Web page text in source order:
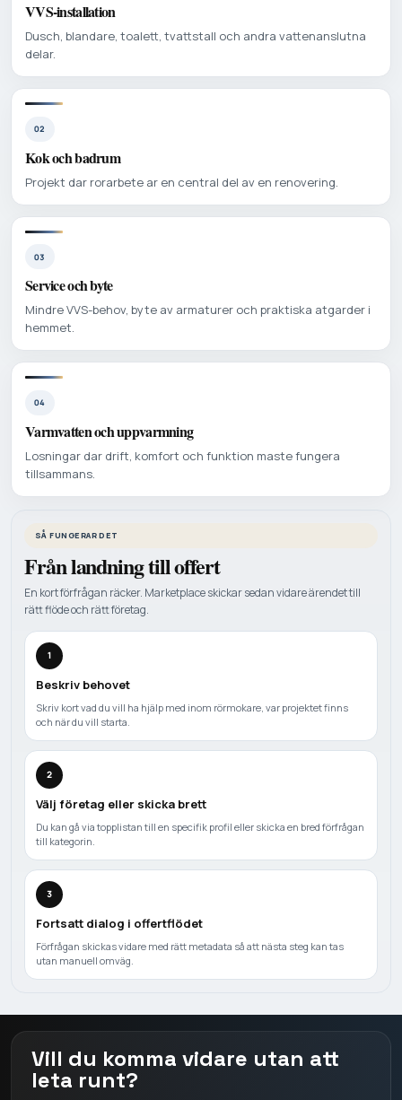
VVS-installation
Dusch, blandare, toalett, tvattstall och andra vattenanslutna
delar.
02
Kok och badrum
Projekt dar rorarbete ar en central del av en renovering.
03
Service och byte
Mindre VVS-behov, byte av armaturer och praktiska atgarder i
hemmet.
04
Varmvatten och uppvarmning
Losningar dar drift, komfort och funktion maste fungera
tillsammans.
SÅ FUNGERAR DET
Från landning till offert
En kort förfrågan räcker. Marketplace skickar sedan vidare ärendet till
rätt flöde och rätt företag.
1
Beskriv behovet
Skriv kort vad du vill ha hjälp med inom rörmokare, var projektet finns
och när du vill starta.
2
Välj företag eller skicka brett
Du kan gå via topplistan till en specifik profil eller skicka en bred förfrågan
till kategorin.
3
Fortsatt dialog i offertflödet
Förfrågan skickas vidare med rätt metadata så att nästa steg kan tas
utan manuell omväg.
Vill du komma vidare utan att
leta runt?